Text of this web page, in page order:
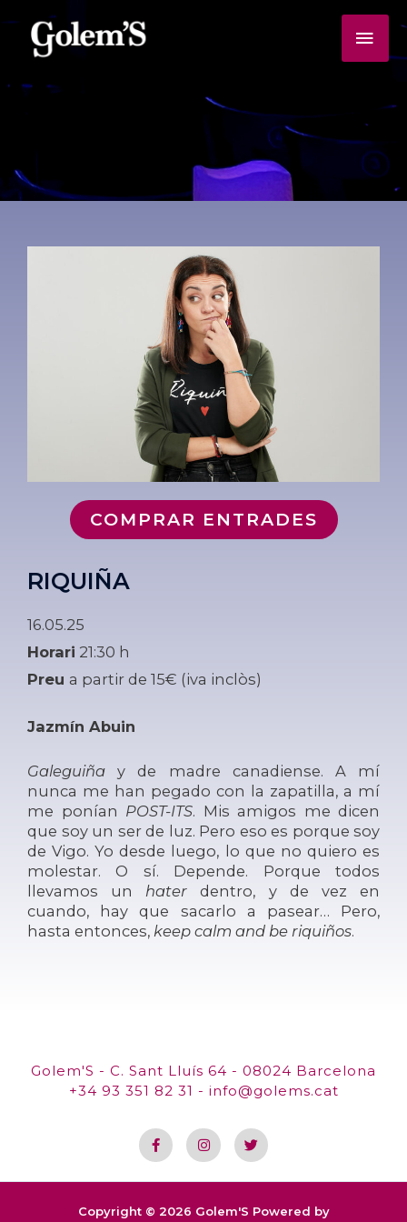
COMPRAR ENTRADES
RIQUIÑA
16.05.25
Horari 21:30 h
Preu a partir de 15€ (iva inclòs)
Jazmín Abuin
Galeguiña y de madre canadiense. A mí
nunca me han pegado con la zapatilla, a mí
me ponían POST-ITS. Mis amigos me dicen
que soy un ser de luz. Pero eso es porque soy
de Vigo. Yo desde luego, lo que no quiero es
molestar. O sí. Depende. Porque todos
llevamos un hater dentro, y de vez en
cuando, hay que sacarlo a pasear… Pero,
hasta entonces, keep calm and be riquiños.
Golem'S - C. Sant Lluís 64 - 08024 Barcelona
+34 93 351 82 31 - info@golems.cat
Copyright © 2026 Golem'S Powered by